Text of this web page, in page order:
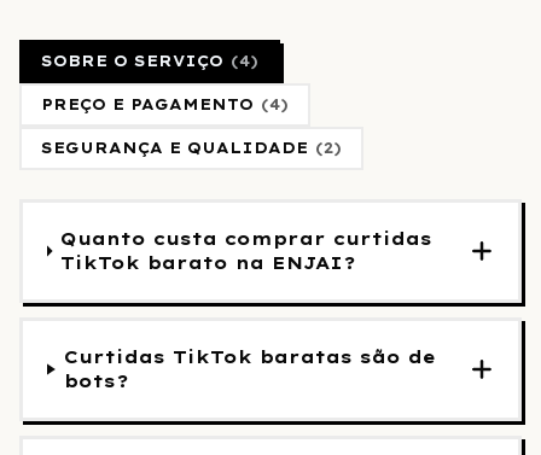
SOBRE O SERVIÇO (4)
PREÇO E PAGAMENTO (4)
SEGURANÇA E QUALIDADE (2)
Quanto custa comprar curtidas
TikTok barato na ENJAI?
Curtidas TikTok baratas são de
bots?